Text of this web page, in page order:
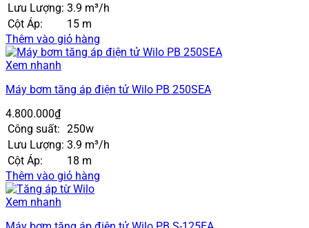
Lưu Lượng: 3.9 m³/h
Cột Áp:
15 m
Thêm vào giỏ hàng
Xem nhanh
Máy bơm tăng áp điện tử Wilo PB 250SEA
4.800.000₫
Công suất: 250w
Lưu Lượng: 3.9 m³/h
Cột Áp:
18 m
Thêm vào giỏ hàng
Xem nhanh